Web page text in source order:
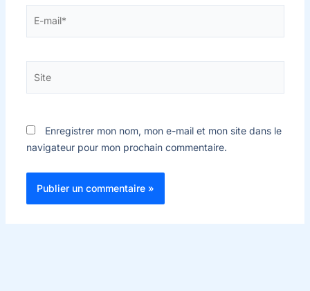
Enregistrer mon nom, mon e-mail et mon site dans le
navigateur pour mon prochain commentaire.